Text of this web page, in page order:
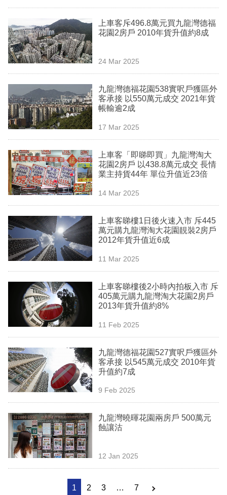
技
職
場
生
時
事
欄
訂
閱
區
上車客斥496.8萬元買九龍灣德福
花園2房戶 2010年貨升值約8成
24 Mar 2025
九龍灣德福花園538實呎戶獲區外
客承接 以550萬元成交 2021年貨
帳輸逾2成
17 Mar 2025
上車客「即睇即買」九龍灣淘大
花園2房戶 以438.8萬元成交 長情
業主持貨44年 單位升值近23倍
14 Mar 2025
上車客睇樓1日後火速入市 斥445
萬元購九龍灣淘大花園靚裝2房戶
2012年貨升值近6成
11 Mar 2025
上車客睇樓後2小時內拍板入市 斥
405萬元購九龍灣淘大花園2房戶
2013年貨升值約8%
11 Feb 2025
九龍灣德福花園527實呎戶獲區外
客承接 以545萬元成交 2010年貨
升值約7成
9 Feb 2025
九龍灣曉暉花園兩房戶 500萬元
蝕讓沽
12 Jan 2025
1 2 3 … 7